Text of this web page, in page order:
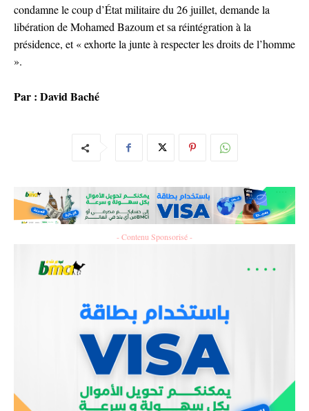
condamne le coup d’État militaire du 26 juillet, demande la
libération de Mohamed Bazoum et sa réintégration à la
présidence, et « exhorte la junte à respecter les droits de l’homme
».
Par : David Baché
- Contenu Sponsorisé -